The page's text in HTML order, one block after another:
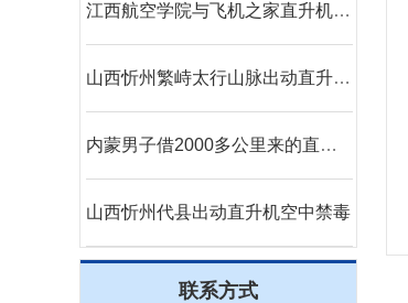
江西航空学院与飞机之家直升机出租合作参加人社部第44届世界技能大赛
山西忻州繁峙太行山脉出动直升机禁毒
内蒙男子借2000多公里来的直升机520向女友求婚
山西忻州代县出动直升机空中禁毒
联系方式